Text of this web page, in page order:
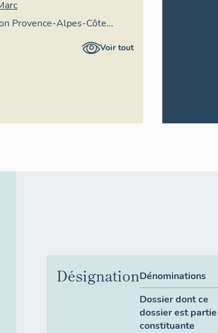
Provence-Alpes-Côte
Voir tout
DésignationDénominations
Dossier dont ce
dossier est partie
constituante